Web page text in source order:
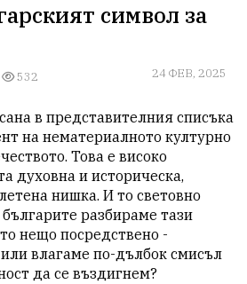
символ за
532 24 ФЕВ, 2025
в представителния списъка
на нематериалното културно
Това е високо
духовна и историческа,
нишка. И то световно
разбираме тази
нещо посредствено -
влагаме по-дълбок смисъл
да се въздигнем?